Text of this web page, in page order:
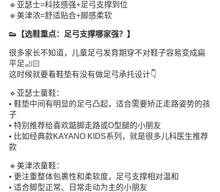
🔹亚瑟士=科技感强+足弓支撑到位
🔹美津浓=舒适贴合+脚感柔软
👟【选鞋重点：足弓支撑哪家强？】
很多家长不知道，儿童足弓发育期穿不对鞋子容易变成扁
平足🦶🏻
这时候就要看鞋垫有没有做足弓承托设计👇
🔹亚瑟士童鞋：
• 鞋垫中间有明显的足弓凸起，适合需要矫正走路姿势的孩
子
• 特别推荐给喜欢踮脚走路或O型腿的小朋友
• 比如经典款KAYANO KIDS系列，就是很多儿科医生推荐
款
🔹美津浓童鞋：
• 更注重整体包裹性和柔软度，足弓支撑相对温和
• 适合脚型正常、日常走动为主的小朋友